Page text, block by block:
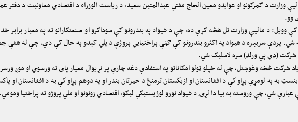
وزارت د ګمرکونو او عوایدو معین الحاج مفتي عبدالمتین سعید، د ریاست الوزراء د اقتصادي معاونیت د دفتر
وو.
وویل: د مالیې وزارت تل هڅه کړې ده، چې د هیواد په بندرونو کې سوداګرو او صنعتکارانو ته په معیار برابر
شي. پردې سربېره د هیواد په اکثرو بندرونو کې ګڼې پراختیایي پروژې د پلي کېدو په حال کې دي، چې له
شرکت (ډي پي ورلډ) سره لاسلیک شي.
شرکت څخه وغوښتل، چې له خپلو ټولو امکاناتو په استفادې دغه چارې پر نړیوال معیار پای ته ورسوي او موږ
به په لومړي پړاو كې د افغانستان او ازبكستان ترمنځ د حيرتان بندر او په دوهم پړاو كې به د افغانستان او
شي، چې وروسته به بیا دا لړۍ د هيواد نورو لوژيستیکي لیکو، اقتصادي زونونو او ملي پروژو ته پراختیا ومومي.